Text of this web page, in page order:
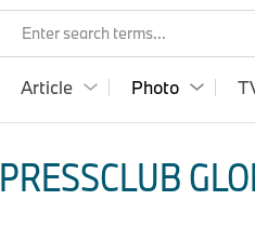
Enter search terms...
Article Photo
PRESSCLUB